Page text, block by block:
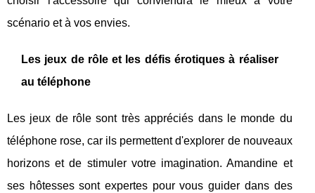
scénario et à vos envies.
Les jeux de rôle et les défis érotiques à réaliser
au téléphone
Les jeux de rôle sont très appréciés dans le monde du
téléphone rose, car ils permettent d'explorer de nouveaux
horizons et de stimuler votre imagination. Amandine et
ses hôtesses sont expertes pour vous guider dans des